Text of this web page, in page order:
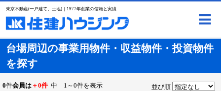
東京不動産(一戸建て、土地)｜1977年創業の信頼と実績
台場周辺の事業用物件・収益物件・投資物件
を探す
0件会員は ＋0件 中 1～0件を表示 並び順